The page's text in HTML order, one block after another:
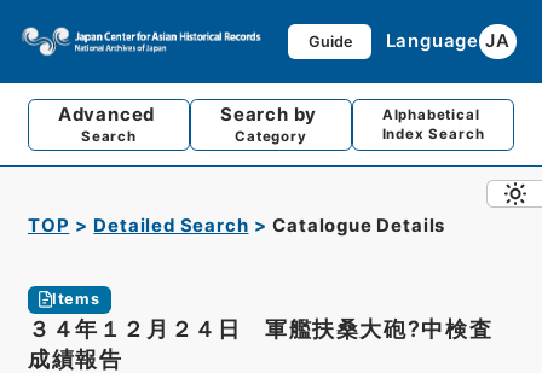
Guide Language JA
Advanced
Search
Search by
Category
Alphabetical
Index Search
TOP Detailed Search Catalogue Details
Items
３４年１２月２４日 軍艦扶桑大砲?中検査
成績報告